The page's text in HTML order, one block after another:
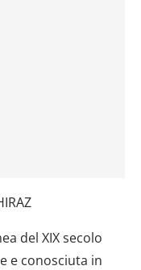
del XIX secolo
e conosciuta in